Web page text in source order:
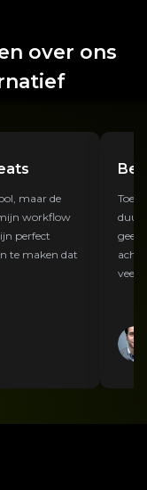
over ons
maar de
workflow
perfect
te maken dat
Toen
duur
geeft
veel